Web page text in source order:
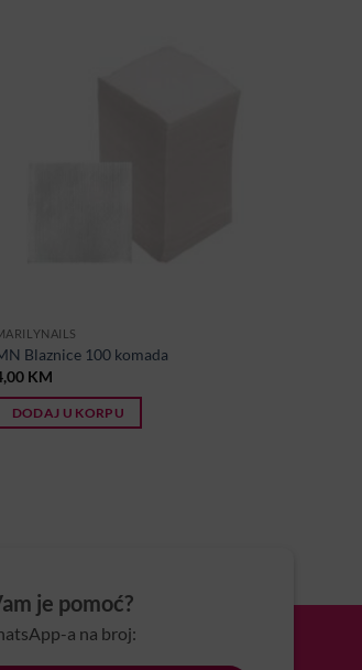
Blaznice 100 komada
KM
DODAJ U KORPU
je pomoć?
a na broj: